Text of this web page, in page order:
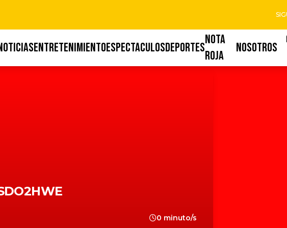
ENTRETENIMIENTOESPECTACULOSDEPORTES
NOTA
ROJA
NOSOTROS
0 minuto/s